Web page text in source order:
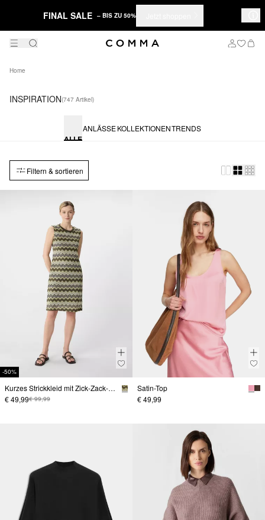
FINAL SALE – BIS ZU 50%
Home
INSPIRATION(747 Artikel)
ALLE
ANLÄSSEKOLLEKTIONENTRENDS
Filtern & sortieren
-50%
Kurzes Strickkleid mit Zick-Zack-Muster
€ 49,99€ 99,99
Satin-Top
€ 49,99